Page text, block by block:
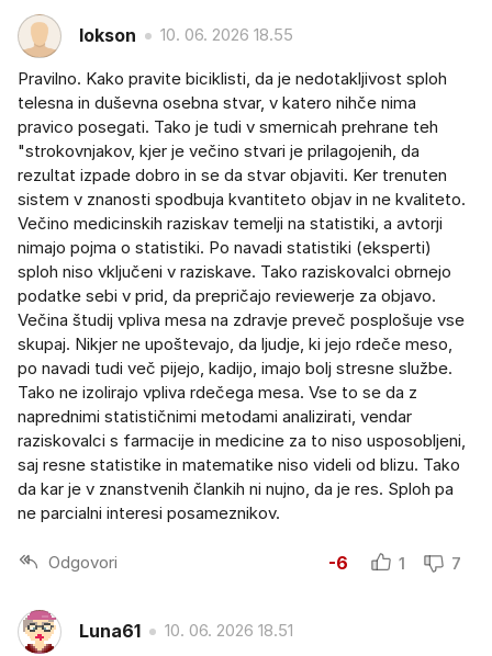
lokson 10. 06. 2026 18.55
Pravilno. Kako pravite biciklisti, da je nedotakljivost sploh
telesna in duševna osebna stvar, v katero nihče nima
pravico posegati. Tako je tudi v smernicah prehrane teh
"strokovnjakov, kjer je večino stvari je prilagojenih, da
rezultat izpade dobro in se da stvar objaviti. Ker trenuten
sistem v znanosti spodbuja kvantiteto objav in ne kvaliteto.
Večino medicinskih raziskav temelji na statistiki, a avtorji
nimajo pojma o statistiki. Po navadi statistiki (eksperti)
sploh niso vključeni v raziskave. Tako raziskovalci obrnejo
podatke sebi v prid, da prepričajo reviewerje za objavo.
Večina študij vpliva mesa na zdravje preveč posplošuje vse
skupaj. Nikjer ne upoštevajo, da ljudje, ki jejo rdeče meso,
po navadi tudi več pijejo, kadijo, imajo bolj stresne službe.
Tako ne izolirajo vpliva rdečega mesa. Vse to se da z
naprednimi statističnimi metodami analizirati, vendar
raziskovalci s farmacije in medicine za to niso usposobljeni,
saj resne statistike in matematike niso videli od blizu. Tako
da kar je v znanstvenih člankih ni nujno, da je res. Sploh pa
ne parcialni interesi posameznikov.
Odgovori -6 1 7
Luna61 10. 06. 2026 18.51